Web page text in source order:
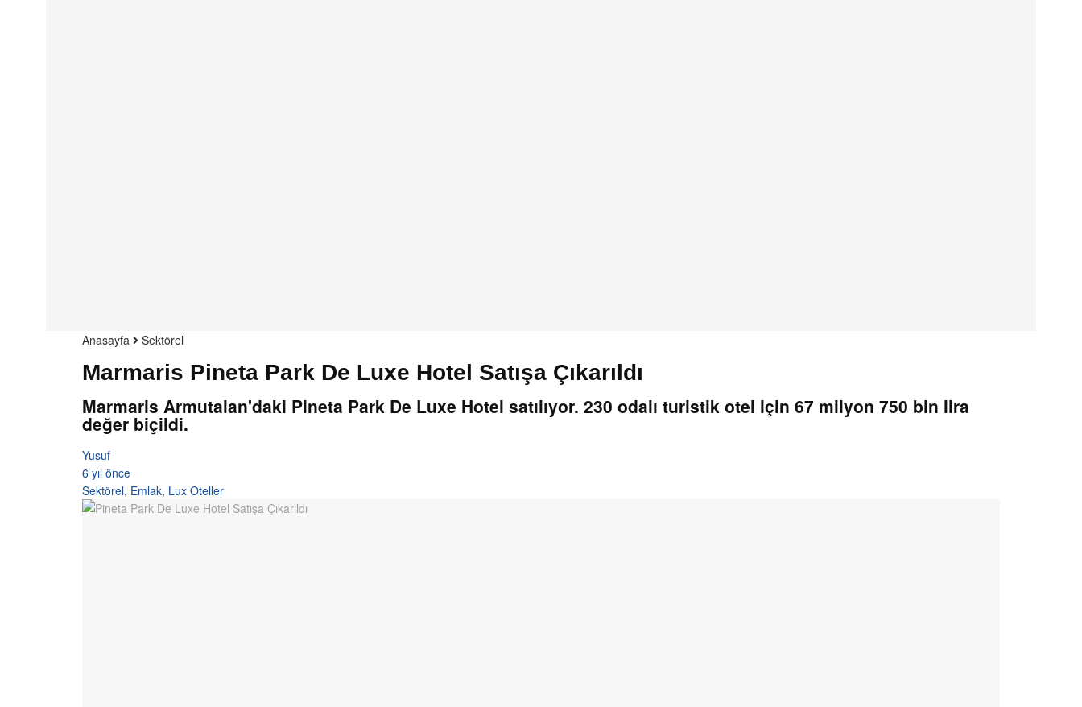
Anasayfa Sektörel
Marmaris Pineta Park De Luxe Hotel Satışa Çıkarıldı
Marmaris Armutalan'daki Pineta Park De Luxe Hotel satılıyor. 230 odalı turistik otel için 67 milyon 750 bin lira
değer biçildi.
Yusuf
6 yıl önce
Sektörel, Emlak, Lux Oteller